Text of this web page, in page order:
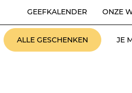
GEEFKALENDER ONZE
ALLE GESCHENKEN JE